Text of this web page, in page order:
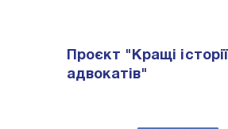
Проєкт "Кращі історії
адвокатів"